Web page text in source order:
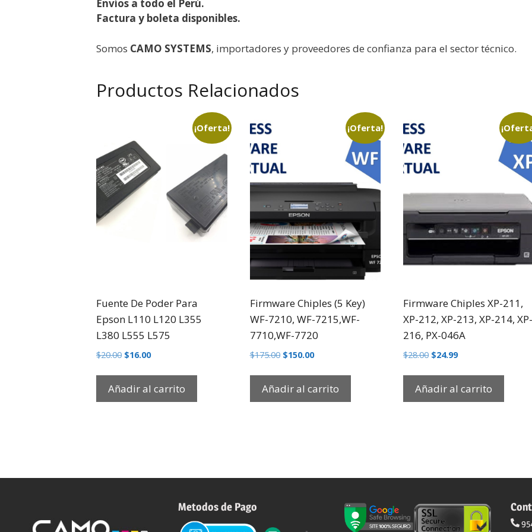
Envíos a todo el Perú.
Factura y boleta disponibles.
Somos CAMO SYSTEMS, importadores y proveedores de confianza para el sector técnico.
Productos Relacionados
¡Oferta!
Fuente De Poder Para
Epson L110 L120 L355
L380 L555 L575
$20.00 $16.00
Añadir al carrito
¡Oferta!
Firmware Chiples (5 Key)
WF-7210, WF-7215,WF-
7710,WF-7720
$175.00 $150.00
Añadir al carrito
Firmware Chiples XP-211,
XP-212, XP-213, XP-214, XP-
216, PX-046A
$28.00 $24.99
Añadir al carrito
Metodos de Pago